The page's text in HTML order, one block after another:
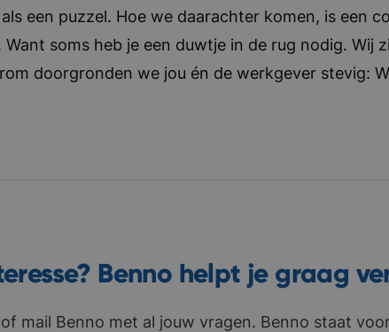
een puzzel. Hoe we daarachter komen, is een
soms heb je een duwtje in de rug nodig. Wij
doorgronden we jou én de werkgever stevig:
Benno helpt je graag
mail Benno met al jouw vragen. Benno staat